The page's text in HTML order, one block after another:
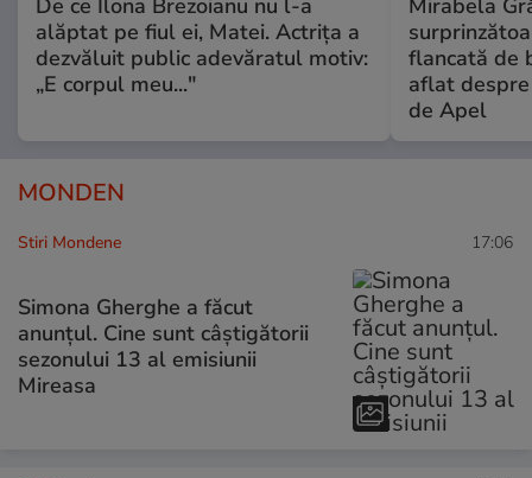
De ce Ilona Brezoianu nu l-a
alăptat pe fiul ei, Matei. Actrița a
dezvăluit public adevăratul motiv:
„E corpul meu..."
Mirabela
flancată de
aflat
de Apel
MONDEN
Stiri Mondene 17:06
Simona Gherghe a făcut
anunțul. Cine sunt câștigătorii
sezonului 13 al emisiunii
Mireasa